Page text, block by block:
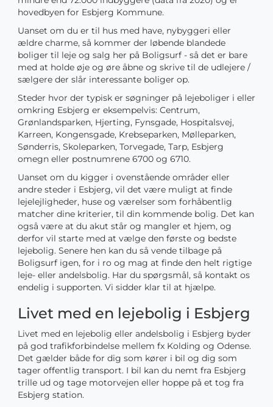
hovedbyen for Esbjerg Kommune.
Uanset om du er til hus med have, nybyggeri eller
ældre charme, så kommer der løbende blandede
boliger til leje og salg her på Boligsurf - så det er bare
med at holde øje og øre åbne og skrive til de udlejere /
sælgere der slår interessante boliger op.
Steder hvor der typisk er søgninger på lejeboliger i eller
omkring Esbjerg er eksempelvis: Centrum,
Grønlandsparken, Hjerting, Fynsgade, Hospitalsvej,
Karreen, Kongensgade, Krebseparken, Mølleparken,
Sønderris, Skoleparken, Torvegade, Tarp, Esbjerg
omegn eller postnumrene 6700 og 6710.
Uanset om du kigger i ovenstående områder eller
andre steder i Esbjerg, vil det være muligt at finde
lejelejligheder, huse og værelser som forhåbentlig
matcher dine kriterier, til din kommende bolig. Det kan
også være at du akut står og mangler et hjem, og
derfor vil starte med at vælge den første og bedste
lejebolig. Senere hen kan du så vende tilbage på
Boligsurf igen, for i ro og mag at finde den helt rigtige
leje- eller andelsbolig. Har du spørgsmål, så kontakt os
endelig i supporten. Vi sidder klar til at hjælpe.
Livet med en lejebolig i Esbjerg
Livet med en lejebolig eller andelsbolig i Esbjerg byder
på god trafikforbindelse mellem fx Kolding og Odense.
Det gælder både for dig som kører i bil og dig som
tager offentlig transport. I bil kan du nemt fra Esbjerg
trille ud og tage motorvejen eller hoppe på et tog fra
Esbjerg station.